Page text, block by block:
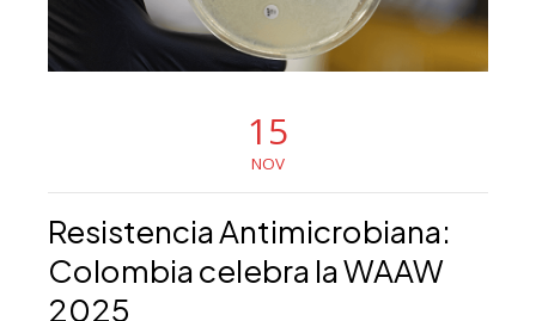
15
NOV
Resistencia Antimicrobiana:
Colombia celebra la WAAW
2025